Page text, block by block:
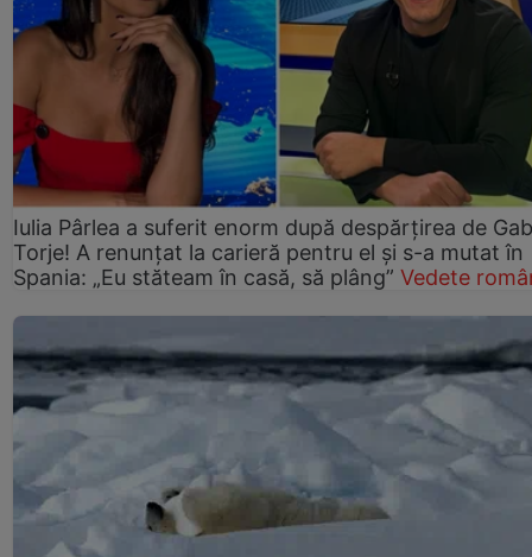
Iulia Pârlea a suferit enorm după despărțirea de
Torje! A renunțat la carieră pentru el și s-a mutat în
Spania: „Eu stăteam în casă, să plâng” Vedete